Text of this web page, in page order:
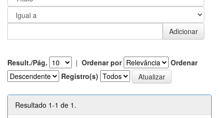
Result./Pág. | Ordenar por
Ordenar
Registro(s)
Resultado 1-1 de 1.